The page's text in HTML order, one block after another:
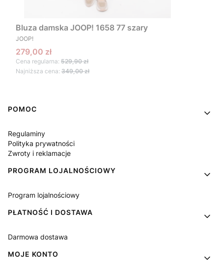
Bluza damska JOOP! 1658 77 szary
PRODUCENT
JOOP!
Cena promocyjna
279,00 zł
Cena regularna: 529,90 zł
Najniższa cena: 349,00 zł
Linki w stopce
POMOC
Regulaminy
Polityka prywatności
Zwroty i reklamacje
PROGRAM LOJALNOŚCIOWY
Program lojalnościowy
PŁATNOŚĆ I DOSTAWA
Darmowa dostawa
MOJE KONTO